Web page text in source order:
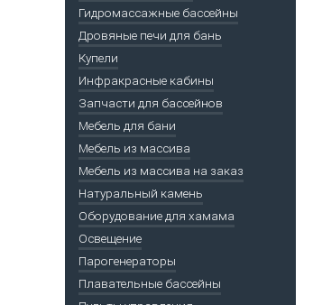
Гидромассажные бассейны
Дровяные печи для бань
Купели
Инфракрасные кабины
Запчасти для бассейнов
Мебель для бани
Мебель из массива
Мебель из массива на заказ
Натуральный камень
Оборудование для хамама
Освещение
Парогенераторы
Плавательные бассейны